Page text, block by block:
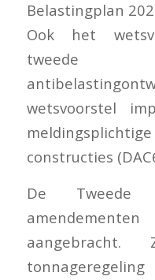
Belastingplan
Ook het
tweede
wetsvoorstel
constructies
De